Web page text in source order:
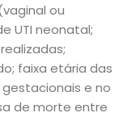
ou
UTI neonatal;
faixa etária das
e no
de morte entre